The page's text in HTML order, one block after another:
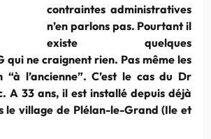
contraintes administratives
n’en parlons pas. Pourtant il
existe quelques
qui ne craignent rien. Pas même les
“à l’ancienne”. C’est le cas du Dr
A 33 ans, il est installé depuis déjà
le village de Plélan-le-Grand (Ile et